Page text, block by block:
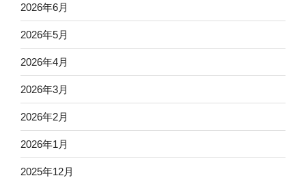
2026年6月
2026年5月
2026年4月
2026年3月
2026年2月
2026年1月
2025年12月